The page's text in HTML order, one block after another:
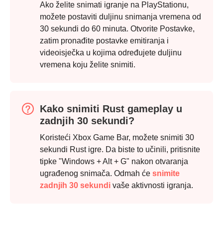
Ako želite snimati igranje na PlayStationu,
možete postaviti duljinu snimanja vremena od
30 sekundi do 60 minuta. Otvorite Postavke,
zatim pronađite postavke emitiranja i
videoisječka u kojima određujete duljinu
vremena koju želite snimiti.
Kako snimiti Rust gameplay u
zadnjih 30 sekundi?
Koristeći Xbox Game Bar, možete snimiti 30
sekundi Rust igre. Da biste to učinili, pritisnite
tipke "Windows + Alt + G" nakon otvaranja
ugrađenog snimača. Odmah će snimite
zadnjih 30 sekundi vaše aktivnosti igranja.